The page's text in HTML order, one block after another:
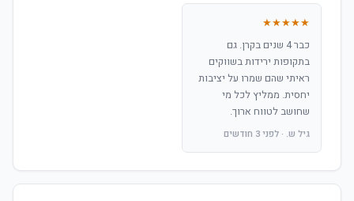
★★★★★
כבר 4 שנים בקרן. גם
בתקופות ירידות בשווקים
ראיתי שהם שמרו על יציבות
יחסית. ממליץ לכל מי
שחושב לטווח ארוך.
גיל ש. · לפני 3 חודשים